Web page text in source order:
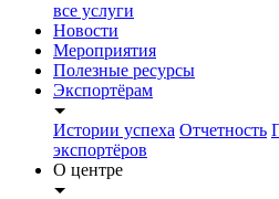
все услуги
Новости
Мероприятия
Полезные ресурсы
Экспортёрам
Истории успеха Отчетность
экспортёров
О центре